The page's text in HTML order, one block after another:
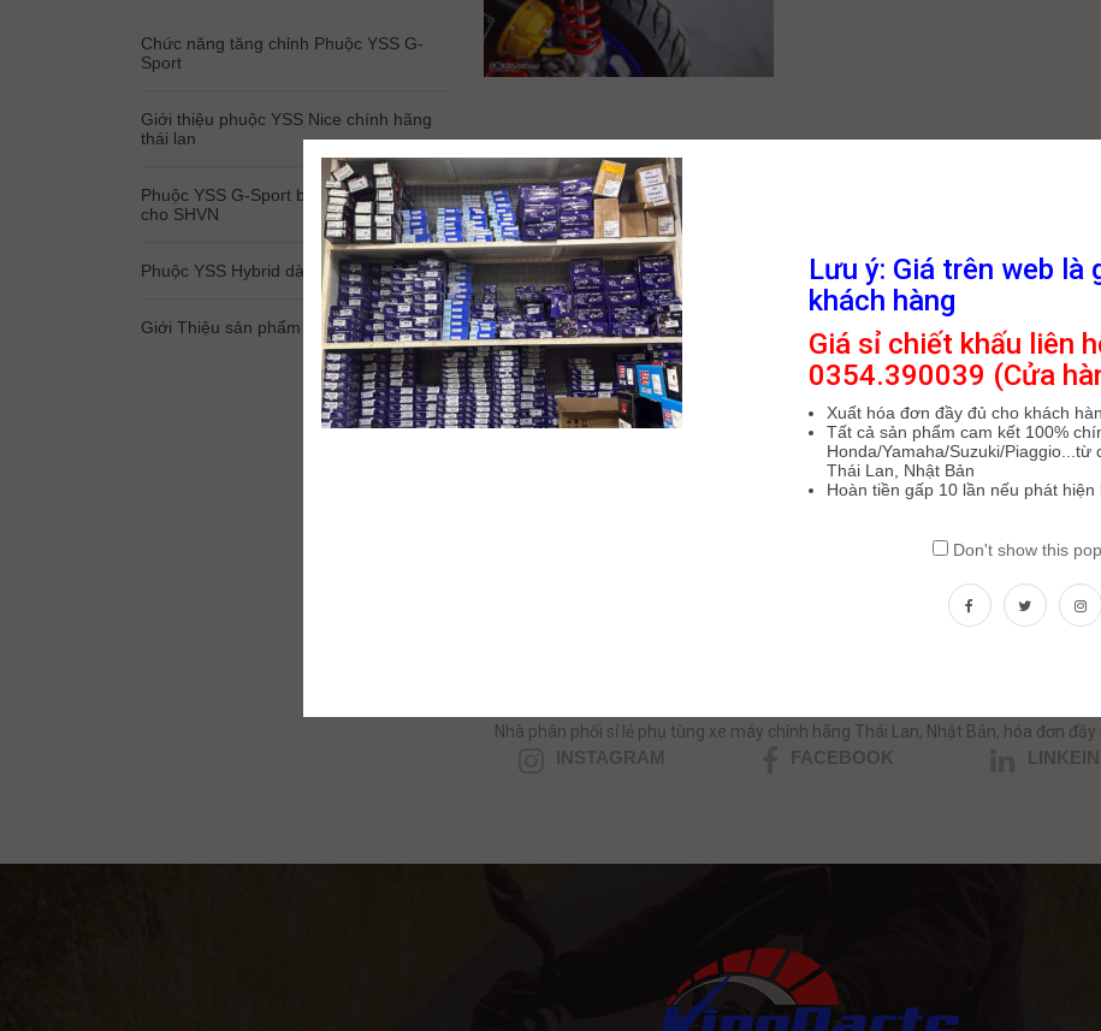
Chức năng tăng chỉnh Phuộc YSS G-
Sport
Giới thiệu phuộc YSS Nice chính hãng
thái lan
Phuộc YSS G-Sport bình dầu dài dành
cho SHVN
Phuộc YSS Hybrid dành cho Feliz 2025
Giới Thiệu sản phẩm Bi nồi Bando
Các kiểu Phuộc YSS Honda
Zoomer
3 Tháng Hai, 2020
Phuộc YSS Honda Zoomer Phuộc YSS
Honda Zoomer do KingParts nhập khẩu
và phân phối, có nhận đặt riêng cho
khách
Nhà phân phối sỉ lẻ phụ tùng xe máy chính hãng Thái Lan, Nhật Bản, hóa đơn đầy
INSTAGRAM FACEBOOK LINKEIN
Lưu ý: Giá trên web là
khách hàng
Giá sỉ chiết khấu liên
0354.390039 (Cửa
Xuất hóa đơn đầy đủ cho khách
Tất cả sản phẩm cam kết 100%
Honda/Yamaha/Suzuki/
Thái Lan, Nhật Bản
Hoàn tiền gấp 10 lần nếu phát hiện
Don't show this